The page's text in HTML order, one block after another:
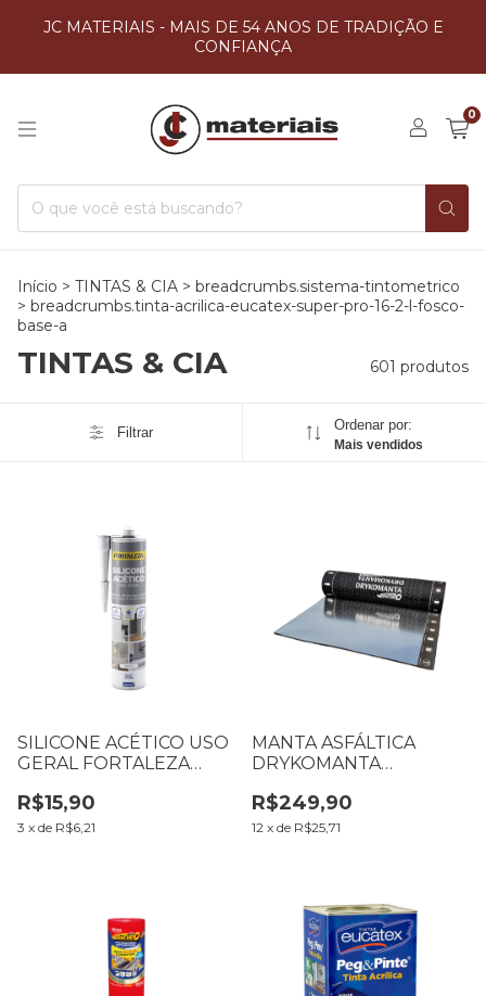
JC MATERIAIS - MAIS DE 54 ANOS DE TRADIÇÃO E
CONFIANÇA
0
Início > TINTAS & CIA > breadcrumbs.sistema-tintometrico
> breadcrumbs.tinta-acrilica-eucatex-super-pro-16-2-l-fosco-
base-a
TINTAS & CIA 601 produtos
Filtrar Ordenar por:
Mais vendidos
SILICONE ACÉTICO USO
GERAL FORTALEZA
R$15,90
3 x de R$6,21
MANTA ASFÁLTICA
DRYKOMANTA
25KG (ROLO COM 10 M)
R$249,90
12 x de R$25,71